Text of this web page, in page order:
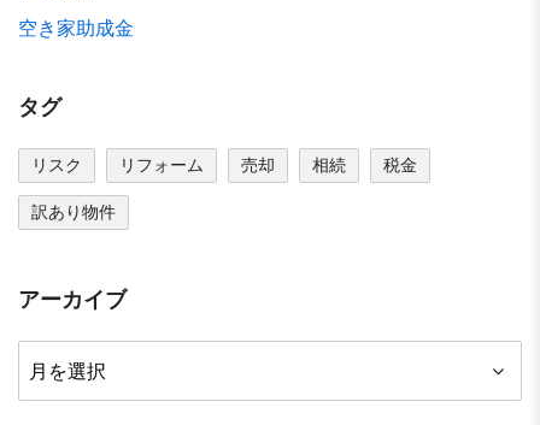
空き家助成金
タグ
リスク リフォーム 売却 相続 税金
訳あり物件
アーカイブ
ー